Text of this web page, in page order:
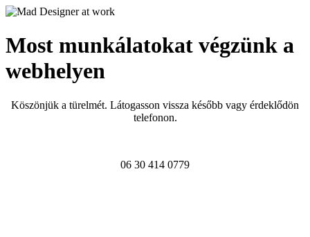
Most munkálatokat végzünk a
webhelyen
Köszönjük a türelmét. Látogasson vissza később vagy érdeklődön
telefonon.
06 30 414 0779